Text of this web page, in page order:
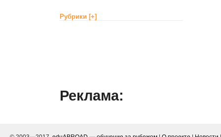
Рубрики [+]
Реклама: